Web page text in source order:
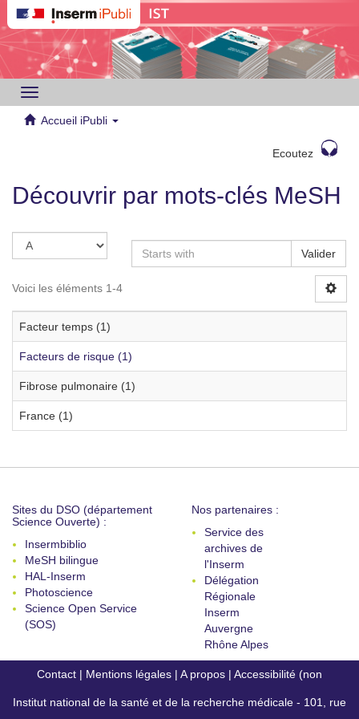
Toggle
navigation
Accueil iPubli
Ecoutez
Découvrir par mots-clés MeSH
Valider
Voici les éléments 1-4
Facteur temps (1)
Facteurs de risque (1)
Fibrose pulmonaire (1)
France (1)
Sites du DSO (département
Science Ouverte) :
Insermbiblio
MeSH bilingue
HAL-Inserm
Photoscience
Science Open Service
(SOS)
Nos partenaires :
Service des
archives de
l'Inserm
Délégation
Régionale
Inserm
Auvergne
Rhône Alpes
Contact | Mentions légales | A propos | Accessibilité (non
conforme)
Institut national de la santé et de la recherche médicale - 101, rue